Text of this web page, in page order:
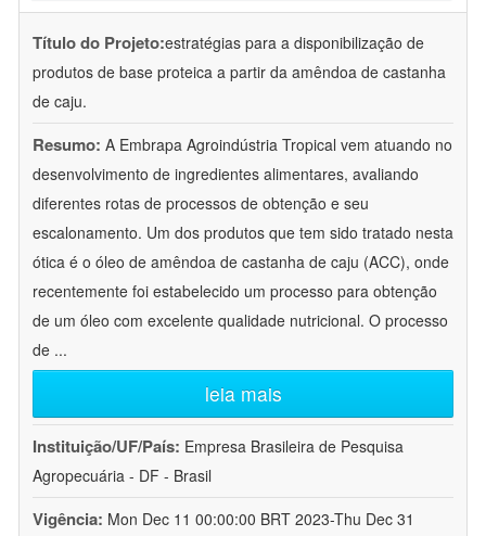
Título do Projeto:estratégias para a disponibilização de
produtos de base proteica a partir da amêndoa de castanha
de caju.
Resumo: A Embrapa Agroindústria Tropical vem atuando no
desenvolvimento de ingredientes alimentares, avaliando
diferentes rotas de processos de obtenção e seu
escalonamento. Um dos produtos que tem sido tratado nesta
ótica é o óleo de amêndoa de castanha de caju (ACC), onde
recentemente foi estabelecido um processo para obtenção
de um óleo com excelente qualidade nutricional. O processo
de ...
leia mais
Instituição/UF/País: Empresa Brasileira de Pesquisa
Agropecuária - DF - Brasil
Vigência: Mon Dec 11 00:00:00 BRT 2023-Thu Dec 31